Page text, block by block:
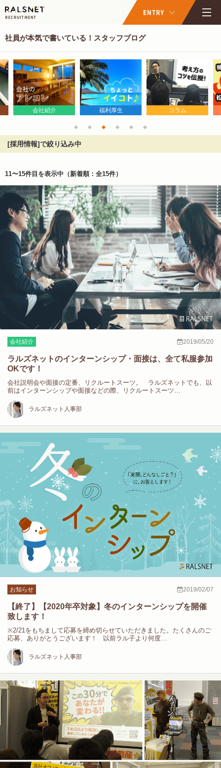
社員が本気で書いている！スタッフブログ
会社紹介 福利厚生 コラム
[採用情報]で絞り込み中
11〜15件目を表示中 （新着順：全15件）
会社紹介 2019/05/20
ラルズネットのインターンシップ・面接は、全て私服参加
OKです！
会社説明会や面接の定番、リクルートスーツ。 ラルズネットでも、以
前はインターンシップや面接などの際、リクルートスーツ…
ラルズネット人事部
お知らせ 2019/02/07
【終了】【2020年卒対象】冬のインターンシップを開催
致します！
※2/21をもちまして応募を締め切らせていただきました。たくさんのご
応募、ありがとうございます！ 以前ラル子より何度…
ラルズネット人事部